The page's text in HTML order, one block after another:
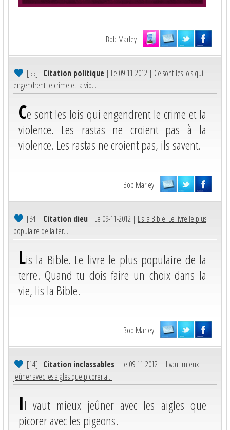
Bob Marley
[55]| Citation politique | Le 09-11-2012 | Ce sont les lois qui
engendrent le crime et la vio...
Ce sont les lois qui engendrent le crime et la
violence. Les rastas ne croient pas à la
violence. Les rastas ne croient pas, ils savent.
Bob Marley
[34]| Citation dieu | Le 09-11-2012 | Lis la Bible. Le livre le plus
populaire de la ter...
Lis la Bible. Le livre le plus populaire de la
terre. Quand tu dois faire un choix dans la
vie, lis la Bible.
Bob Marley
[14]| Citation inclassables | Le 09-11-2012 | Il vaut mieux
jeûner avec les aigles que picorer a...
Il vaut mieux jeûner avec les aigles que
picorer avec les pigeons.